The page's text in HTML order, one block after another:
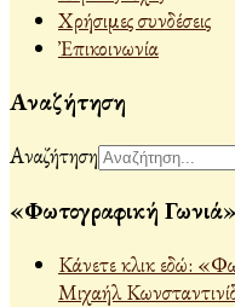
Χρήσιμες συνδέσεις
Ἐπικοινωνία
Αναζήτηση
Αναζήτηση
«Φωτογραφική Γωνιά»
Κάνετε κλικ εδώ:
Μιχαήλ